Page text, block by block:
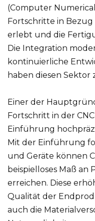
(Computer
Fortschritte in Bezug
erlebt und die
Die Integration
kontinuierliche
haben diesen
Einer der
Fortschritt in der
Einführung
Mit der Einführung
und Geräte können
beispielloses Maß an
erreichen. Diese
Qualität der
auch die